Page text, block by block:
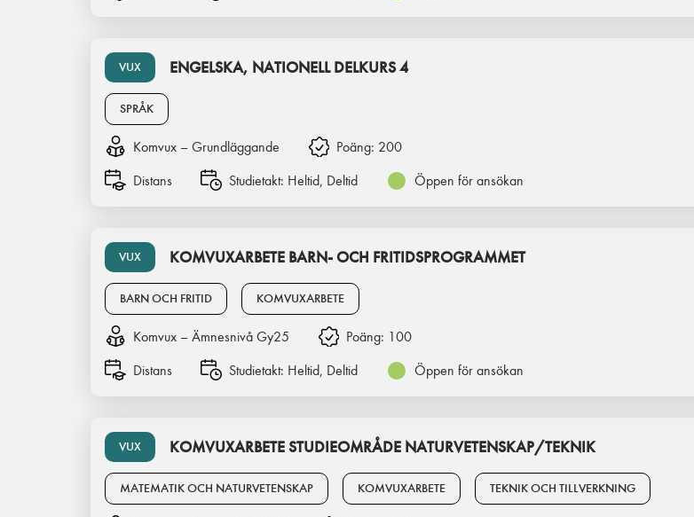
VUX ENGELSKA, NATIONELL DELKURS 4
SPRÅK
Komvux – Grundläggande Poäng: 200
Distans
Studietakt: Heltid, Deltid Öppen för ansökan
VUX KOMVUXARBETE BARN- OCH FRITIDSPROGRAMMET
BARN OCH FRITID KOMVUXARBETE
Komvux – Ämnesnivå Gy25 Poäng: 100
Distans
Studietakt: Heltid, Deltid Öppen för ansökan
VUX KOMVUXARBETE STUDIEOMRÅDE NATURVETENSKAP/TEKNIK
MATEMATIK OCH NATURVETENSKAP KOMVUXARBETE TEKNIK OCH TILLVERKNING